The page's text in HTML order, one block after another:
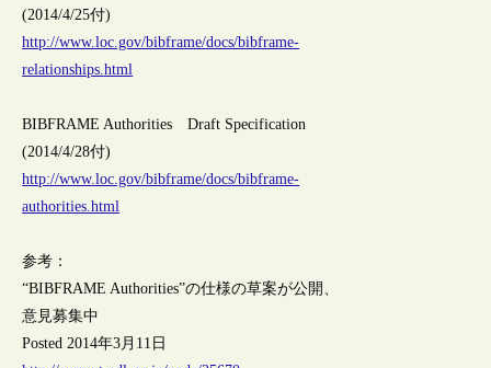
(2014/4/25付)
http://www.loc.gov/bibframe/docs/bibframe-
relationships.html
BIBFRAME Authorities Draft Specification
(2014/4/28付)
http://www.loc.gov/bibframe/docs/bibframe-
authorities.html
参考：
“BIBFRAME Authorities”の仕様の草案が公開、
意見募集中
Posted 2014年3月11日